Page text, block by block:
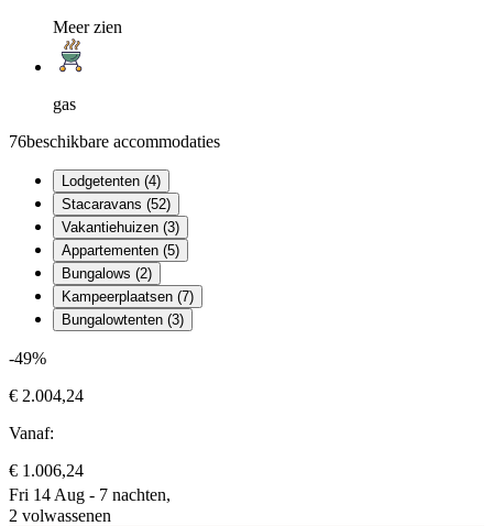
Meer zien
gas
76beschikbare accommodaties
Lodgetenten (4)
Stacaravans (52)
Vakantiehuizen (3)
Appartementen (5)
Bungalows (2)
Kampeerplaatsen (7)
Bungalowtenten (3)
-49%
€ 2.004,24
Vanaf:
€ 1.006,24
Fri 14 Aug - 7 nachten,
2 volwassenen